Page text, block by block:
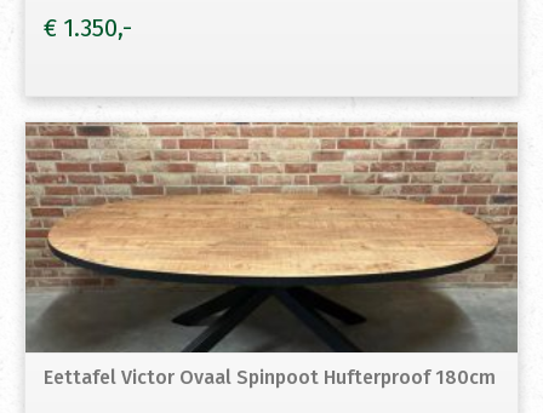
€ 1.350
Eettafel Victor Ovaal Spinpoot Hufterproof 180cm